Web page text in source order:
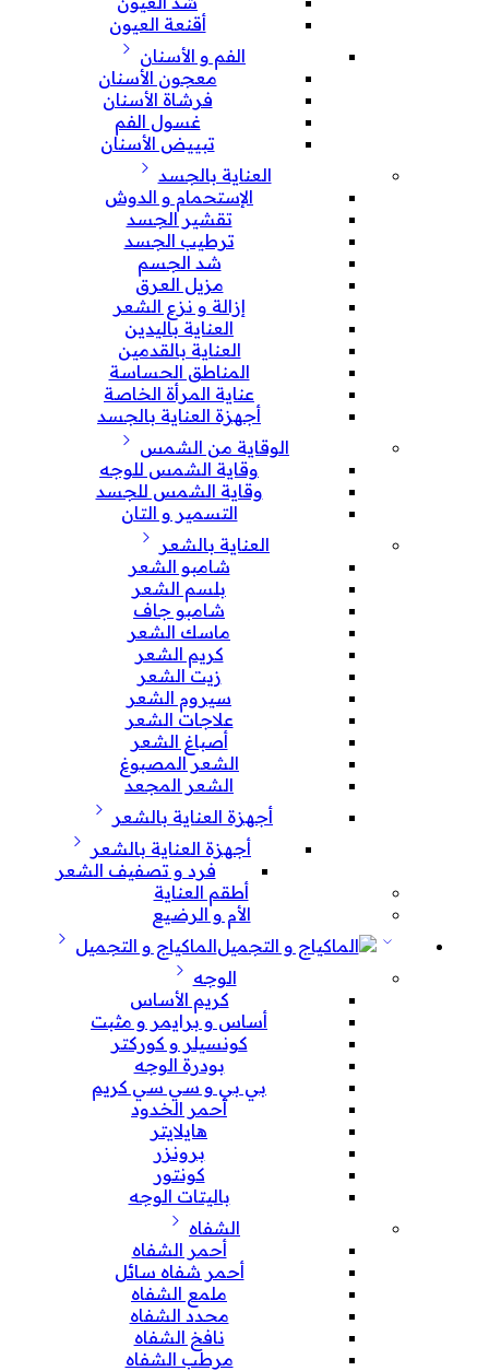
أقنعة العيون
الفم و الأسنان
معجون الأسنان
فرشاة الأسنان
غسول الفم
تبييض الأسنان
العناية بالجسد
الإستحمام و الدوش
تقشير الجسد
ترطيب الجسد
شد الجسم
مزيل العرق
إزالة و نزع الشعر
العناية باليدين
العناية بالقدمين
المناطق الحساسة
عناية المرأة الخاصة
أجهزة العناية بالجسد
الوقاية من الشمس
وقاية الشمس للوجه
وقاية الشمس للجسد
التسمير و التان
العناية بالشعر
شامبو الشعر
بلسم الشعر
شامبو جاف
ماسك الشعر
كريم الشعر
زيت الشعر
سيروم الشعر
علاجات الشعر
أصباغ الشعر
الشعر المصبوغ
الشعر المجعد
أجهزة العناية بالشعر
أجهزة العناية بالشعر
فرد و تصفيف الشعر
أطقم العناية
الأم و الرضيع
الماكياج و التجميل
الوجه
كريم الأساس
أساس و برايمر و مثبت
كونسيلر و كوركتر
بودرة الوجه
بي بي و سي سي كريم
أحمر الخدود
هايلايتر
برونزر
كونتور
باليتات الوجه
الشفاه
أحمر الشفاه
أحمر شفاه سائل
ملمع الشفاه
محدد الشفاه
نافخ الشفاه
مرطب الشفاه